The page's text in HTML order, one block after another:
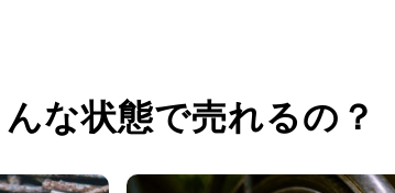
んな状態で売れるの？